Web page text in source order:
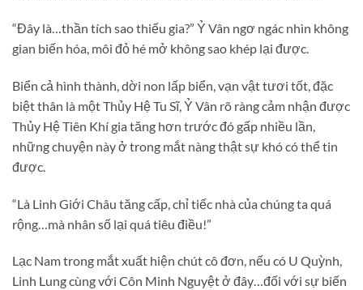
“Đây là…thần tích sao thiếu gia?” Ỷ Vân ngơ ngác nhìn không
gian biến hóa, môi đỏ hé mở không sao khép lại được.
Biển cả hình thành, dời non lấp biển, vạn vật tươi tốt, đặc
biệt thân là một Thủy Hệ Tu Sĩ, Ỷ Vân rõ ràng cảm nhận được
Thủy Hệ Tiên Khí gia tăng hơn trước đó gấp nhiều lần,
những chuyện này ở trong mắt nàng thật sự khó có thể tin
được.
“Là Linh Giới Châu tăng cấp, chỉ tiếc nhà của chúng ta quá
rộng…mà nhân số lại quá tiêu điều!”
Lạc Nam trong mắt xuất hiện chút cô đơn, nếu có U Quỳnh,
Linh Lung cùng với Côn Minh Nguyệt ở đây…đối với sự biến